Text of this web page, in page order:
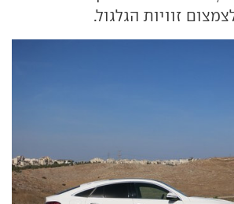
זוויות הגלגול.